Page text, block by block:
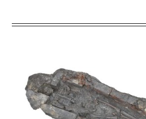
av